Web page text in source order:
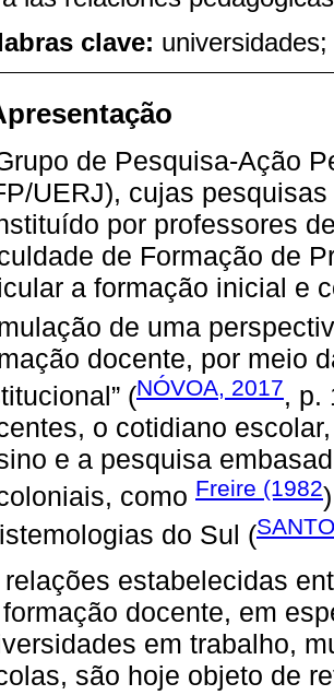
clave:
de Pesquisa-Ação
UERJ), cujas
por professores
de Formação de
a formação inicial e
de uma
docente, por meio
(NÓVOA, 2017, p.
o cotidiano
e a pesquisa
como Freire (1982
do Sul (
estabelecidas
docente, em
em trabalho,
são hoje objeto de